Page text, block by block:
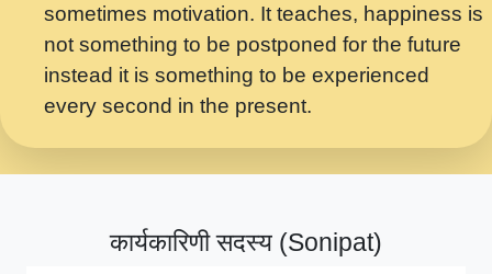
लडल ज बल ल क ज न लग Sadhvi Purnima Ji
7.9.2021 जवल नगर दलल #बसर.mp3
सख भ मझ पयर ह दख भ मझ पयर ह!छड म कस दत
सपरहट भजन 2021 - तर अखय ह जद भर बहर ज म
सपरहट शयम भजन - जय जय शयम जय जय शयम
sometimes motivation. It teaches, happiness is
not something to be postponed for the future
instead it is something to be experienced
every second in the present.
कार्यकारिणी सदस्य (Sonipat)